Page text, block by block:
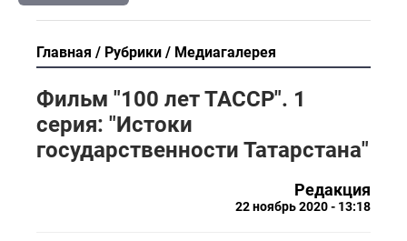
Главная Рубрики Медиагалерея
Фильм "100 лет ТАССР". 1
серия: "Истоки
государственности Татарстана"
Редакция
22 ноябрь 2020 - 13:18